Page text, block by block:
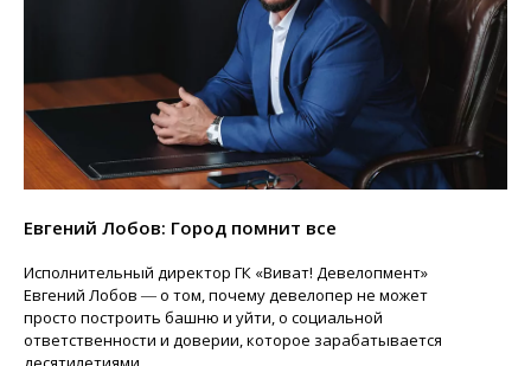
Евгений Лобов: Город помнит все
Исполнительный директор ГК «Виват! Девелопмент»
Евгений Лобов ― о том, почему девелопер не может
просто построить башню и уйти, о социальной
ответственности и доверии, которое зарабатывается